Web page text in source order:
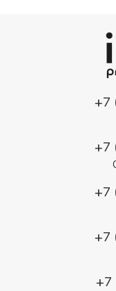
включение
Заявлена защита
может без вреда
+7
+7
+7
+7
+7